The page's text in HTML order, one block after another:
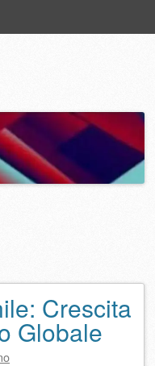
Crescita
Globale